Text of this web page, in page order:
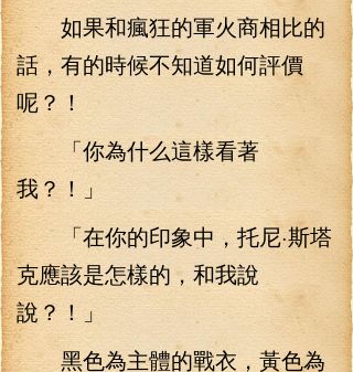
如果和瘋狂的軍火商相比的
話，有的時候不知道如何評價
呢？！
「你為什么這樣看著
我？！」
「在你的印象中，托尼·斯塔
克應該是怎樣的，和我說
說？！」
黑色為主體的戰衣，黃色為